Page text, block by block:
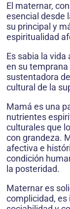
El maternar,
esencial desde
su principal y
espiritualidad
Es sabia la
en su temprana
sustentadora
cultural de la
Mamá es una
nutrientes
culturales que
con grandeza.
afectiva e
condición
la posteridad.
Maternar es
complicidad, es